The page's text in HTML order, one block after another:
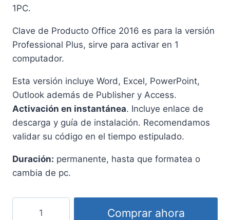
1PC.
Clave de Producto Office 2016 es para la versión
Professional Plus, sirve para activar en 1
computador.
Esta versión incluye Word, Excel, PowerPoint,
Outlook además de Publisher y Access.
Activación en instantánea. Incluye enlace de
descarga y guía de instalación. Recomendamos
validar su código en el tiempo estipulado.
Duración: permanente, hasta que formatea o
cambia de pc.
Comprar ahora